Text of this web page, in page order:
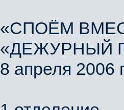
«СПОЁМ
«ДЕЖУРНЫЙ
8 апреля 2006